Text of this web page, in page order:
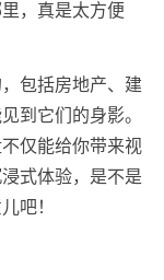
，真是太方便
包括房地产、建
到它们的身影。
仅能给你带来视
式体验，是不是
吧！